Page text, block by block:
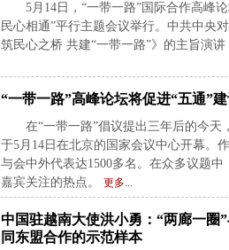
5月14日，“一带一路”国际合作高峰论
民心相通”平行主题会议举行。中共中央
筑民心之桥 共建“一带一路”》的主旨演
“一带一路”高峰论坛将促进“五通”
在“一带一路”倡议提出三年后的今天
于5月14日在北京的国家会议中心开幕。
与会中外代表达1500多名。在众多议题
嘉宾关注的热点。 更多...
中国驻越南大使洪小勇：“两廊一圈
同东盟合作的示范样本